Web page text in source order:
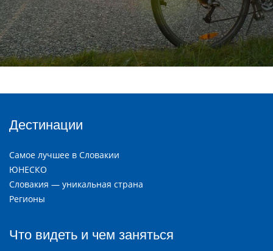
Дестинации
Самое лучшее в Словакии
ЮНЕСКО
Словакия — уникальная страна
Регионы
Что видеть и чем заняться